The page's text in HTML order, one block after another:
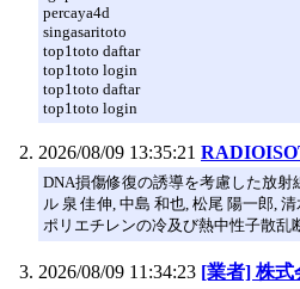
percaya4d
singasaritoto
top1toto daftar
top1toto login
top1toto daftar
top1toto login
2026/08/09 13:35:21
DNA損傷修復の誘導を考慮した放
ル 泉 佳伸, 中島 和也, 松尾 陽一郎,
ポリエチレンの冷及び熱中性子散乱
2026/08/09 11:34:23 [業者] 株式